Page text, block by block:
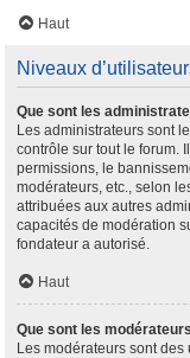
Haut
Niveaux
Que sont les
Les administrateurs sont
contrôle sur tout le forum.
permissions, le
modérateurs, etc., selon
attribuées aux autres
capacités de modération
fondateur a autorisé.
Haut
Que sont les
Les modérateurs sont